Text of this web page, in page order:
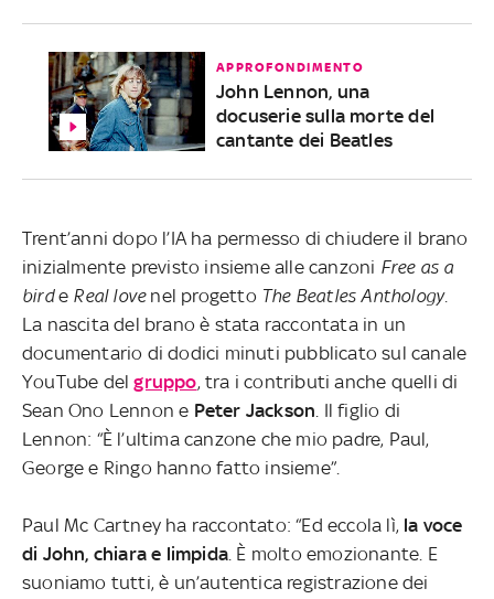
APPROFONDIMENTO
John Lennon, una
docuserie sulla morte del
cantante dei Beatles
Trent’anni dopo l’IA ha permesso di chiudere il brano
inizialmente previsto insieme alle canzoni Free as a
birde Real love nel progetto The Beatles Anthology.
La nascita del brano è stata raccontata in un
documentario di dodici minuti pubblicato sul canale
YouTube delgruppo, tra i contributi anche quelli di
Sean Ono Lennon e Peter Jackson Il figlio di
Lennon: “È l’ultima canzone che mio padre, Paul,
George e Ringo hanno fatto insieme”.
Paul Mc Cartney ha raccontato: “Ed eccola lì, la voce
di John, chiara e limpida . È molto emozionante. E
suoniamo tutti, è un’autentica registrazione dei